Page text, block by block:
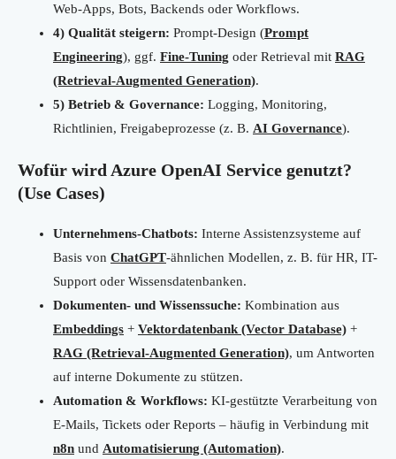
Web-Apps, Bots, Backends oder Workflows.
4) Qualität steigern: Prompt-Design (Prompt
Engineering), ggf. Fine-Tuning oder Retrieval mit RAG
(Retrieval-Augmented Generation).
5) Betrieb & Governance: Logging, Monitoring,
Richtlinien, Freigabeprozesse (z. B. AI Governance).
Wofür wird Azure OpenAI Service genutzt?
(Use Cases)
Unternehmens-Chatbots: Interne Assistenzsysteme auf
Basis von ChatGPT-ähnlichen Modellen, z. B. für HR, IT-
Support oder Wissensdatenbanken.
Dokumenten- und Wissenssuche: Kombination aus
Embeddings + Vektordatenbank (Vector Database) +
RAG (Retrieval-Augmented Generation), um Antworten
auf interne Dokumente zu stützen.
Automation & Workflows: KI-gestützte Verarbeitung von
E-Mails, Tickets oder Reports – häufig in Verbindung mit
n8n und Automatisierung (Automation).